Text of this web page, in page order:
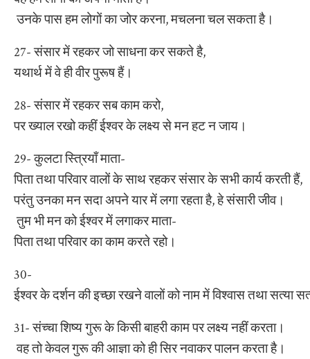
उनके पास हम लोगों का जोर करना, मचलना चल सकता है।
27- संसार में रहकर जो साधना कर सकते है,
यथार्थ में वे ही वीर पुरूष हैं।
28- संसार में रहकर सब काम करो,
पर ख्याल रखो कहीं ईश्वर के लक्ष्य से मन हट न जाय।
29- कुलटा स्त्रियाँ माता-
पिता तथा परिवार वालों के साथ रहकर संसार के सभी कार्य करती हैं,
परंतु उनका मन सदा अपने यार में लगा रहता है, हे संसारी जीव।
तुम भी मन को ईश्वर में लगाकर माता-
पिता तथा परिवार का काम करते रहो।
30-
ईश्वर के दर्शन की इच्छा रखने वालों को नाम में विश्वास तथा सत्या
31- संच्चा शिष्य गुरू के किसी बाहरी काम पर लक्ष्य नहीं करता।
वह तो केवल गुरू की आज्ञा को ही सिर नवाकर पालन करता है।